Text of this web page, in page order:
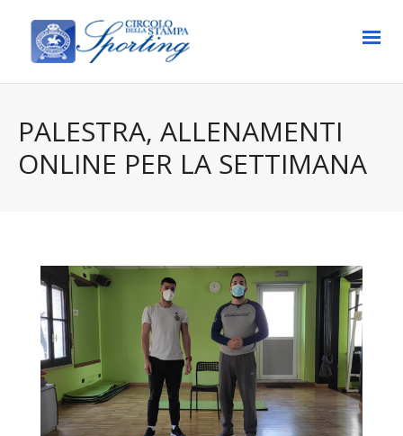
PALESTRA, ALLENAMENTI
ONLINE PER LA SETTIMANA